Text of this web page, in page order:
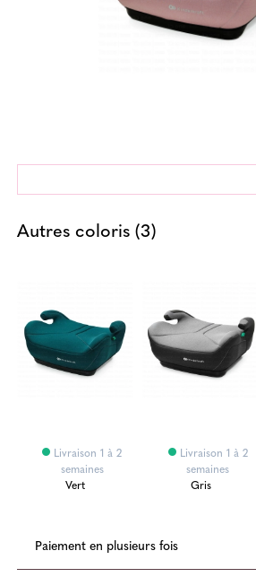
Autres coloris (3)
Livraison 1 à 2
semaines
Vert
Livraison 1 à 2
semaines
Gris
Paiement en plusieurs fois